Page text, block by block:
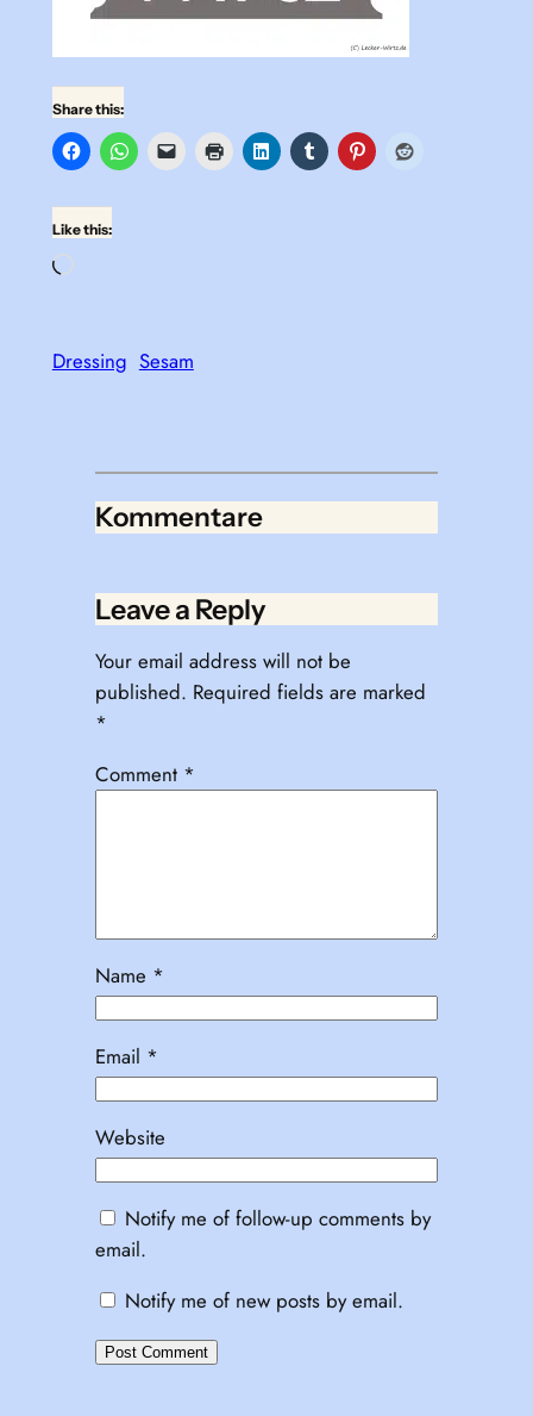
Share this:
Like this:
Loading…
Dressing Sesam
Kommentare
Leave a Reply
Your email address will not be
published. Required fields are marked
*
Comment *
Name *
Email *
Website
Notify me of follow-up comments by
email.
Notify me of new posts by email.